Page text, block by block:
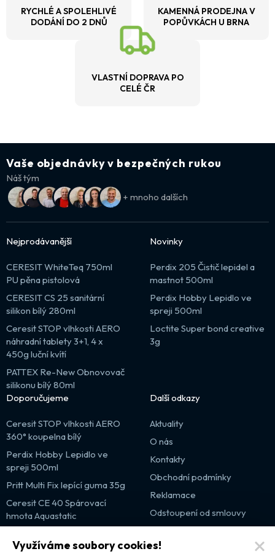
RYCHLÉ A SPOLEHLIVÉ
DODÁNÍ DO 2 DNŮ
KAMENNÁ PRODEJNA V
POPŮVKÁCH U BRNA
VLASTNÍ DOPRAVA PO
CELÉ ČR
Vaše objednávky v bezpečných rukou
Náš tým
+ mnoho dalších
Nejprodávanější
CERESIT WhiteTeq 750ml
PU pěna pistolová
CERESIT CS 25 sanitární
silikon bílý 280ml
Ceresit STOP vlhkosti AERO
náhradní tablety 3+1, 4 x
450g luční kvítí
PATTEX Re-New Obnovovač
silikonu bílý 80ml
Novinky
Perdix 205 Čistič lepidel a
mastnot 500ml
Perdix Hobby Lepidlo ve
spreji 500ml
Loctite Super bond creative
3g
Doporučujeme
Ceresit STOP vlhkosti AERO
360° koupelna bílý
Perdix Hobby Lepidlo ve
spreji 500ml
Pritt Multi Fix lepící guma 35g
Ceresit CE 40 Spárovací
hmota Aquastatic
Další odkazy
Aktuality
O nás
Kontakty
Obchodní podmínky
Reklamace
Odstoupení od smlouvy
Výprodej
Využíváme soubory cookies!